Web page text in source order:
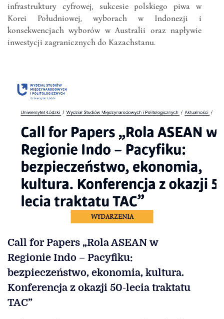
infrastruktury cyfrowej, sukcesie polskiego piwa w
Korei Południowej, wyborach w Indonezji i
konsekwencjach wyborów w Australii oraz napływie
inwestycji zagranicznych do Kazachstanu.
WYDARZENIA
Call for Papers „Rola ASEAN w
Regionie Indo – Pacyfiku:
bezpieczeństwo, ekonomia, kultura.
Konferencja z okazji 50-lecia traktatu
TAC”